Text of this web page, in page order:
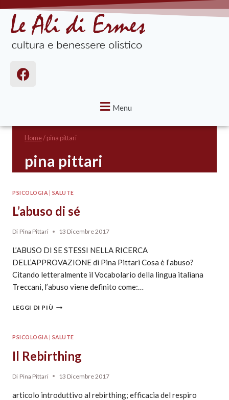
Menu
Home/pina pittari
pina pittari
PSICOLOGIA SALUTE
L’abuso di sé
Di Pina Pittari 13 Dicembre 2017
L’ABUSO DI SE STESSI NELLA RICERCA
DELL’APPROVAZIONE di Pina Pittari Cosa è l’abuso?
Citando letteralmente il Vocabolario della lingua italiana
Treccani, l’abuso viene definito come:…
LEGGI DI PIÙ
PSICOLOGIA SALUTE
Il Rebirthing
Di Pina Pittari 13 Dicembre 2017
articolo introduttivo al rebirthing; efficacia del respiro